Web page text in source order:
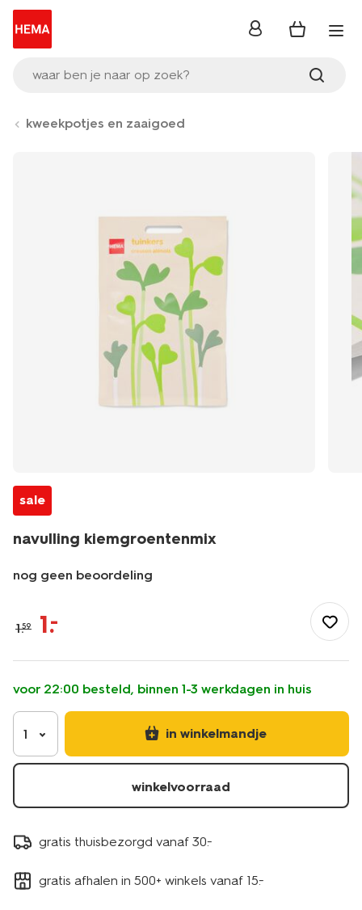
waar ben je naar op zoek?
inloggen
kweekpotjes en zaaigoed
sale
navulling kiemgroentenmix
nog geen beoordeling
onderweg/tuin/kweken-
zaaien/navulling-
41800643.html
1.59 1.–
voor 22:00 besteld, binnen 1-3 werkdagen in huis
1 in winkelmandje
winkelvoorraad
gratis thuisbezorgd vanaf 30.-
gratis afhalen in 500+ winkels vanaf 15.-